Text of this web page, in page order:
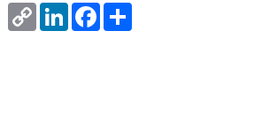
Copy
Link
LinkedInFacebook